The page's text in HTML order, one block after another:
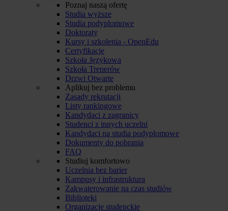
Poznaj naszą ofertę
Studia wyższe
Studia podyplomowe
Doktoraty
Kursy i szkolenia - OpenEdu
Certyfikacje
Szkoła Językowa
Szkoła Trenerów
Drzwi Otwarte
Aplikuj bez problemu
Zasady rekrutacji
Listy rankingowe
Kandydaci z zagranicy
Studenci z innych uczelni
Kandydaci na studia podyplomowe
Dokumenty do pobrania
FAQ
Studiuj komfortowo
Uczelnia bez barier
Kampusy i infrastruktura
Zakwaterowanie na czas studiów
Biblioteki
Organizacje studenckie